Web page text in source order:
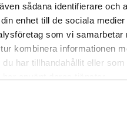
sådana identifierare och
enhet till de sociala medier
som vi samarbetar
kombinera informationen
har tillhandahållit eller som